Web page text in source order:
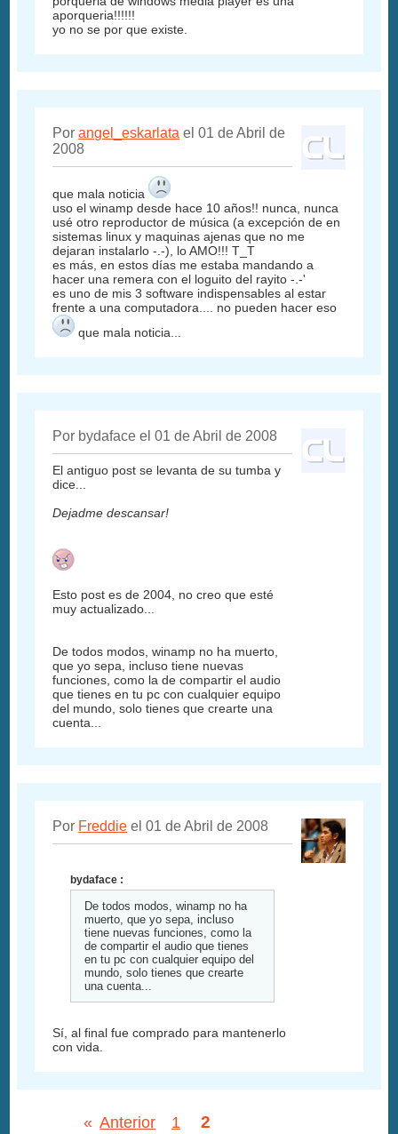
aporqueria!!!!!!
yo no se por que existe.
Porangel_eskarlata el 01 de Abril de
2008
que mala noticia
uso el winamp desde hace 10 años!! nunca, nunca
usé otro reproductor de música (a excepción de en
sistemas linux y maquinas ajenas que no me
dejaran instalarlo -.-), lo AMO!!! T_T
es más, en estos días me estaba mandando a
hacer una remera con el loguito del rayito -.-'
es uno de mis 3 software indispensables al estar
frente a una computadora.... no pueden hacer eso
que mala noticia...
Por bydaface el 01 de Abril de 2008
El antiguo post se levanta de su tumba y
dice...
Dejadme descansar!
Esto post es de 2004, no creo que esté
muy actualizado...
De todos modos, winamp no ha muerto,
que yo sepa, incluso tiene nuevas
funciones, como la de compartir el audio
que tienes en tu pc con cualquier equipo
del mundo, solo tienes que crearte una
cuenta...
Por Freddie el 01 de Abril de 2008
bydaface :
De todos modos, winamp no ha
muerto, que yo sepa, incluso
tiene nuevas funciones, como la
de compartir el audio que tienes
en tu pc con cualquier equipo del
mundo, solo tienes que crearte
una cuenta...
Sí, al final fue comprado para mantenerlo
con vida.
« Anterior 1 2